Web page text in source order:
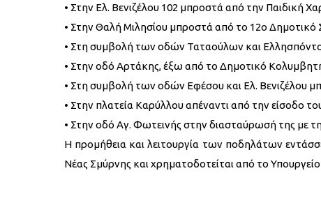
• Στην Ελ. Βενιζέλου 102 μπροστά από την Παιδική
• Στην Θαλή Μιλησίου μπροστά από το 12ο Δημοτικό
• Στη συμβολή των οδών Ταταούλων και
• Στην οδό Αρτάκης, έξω από το Δημοτικό
• Στη συμβολή των οδών Εφέσου και Ελ. Βενιζέλου
• Στην πλατεία Καρύλλου απέναντι από την είσοδο
• Στην οδό Αγ. Φωτεινής στην διασταύρωσή της με
Η προμήθεια και λειτουργία των ποδηλάτων
Νέας Σμύρνης και χρηματοδοτείται από το